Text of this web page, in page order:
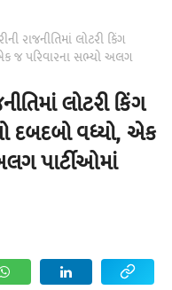
રાજનીતિમાં લોટરી કિંગ
એક જ પરિવારના સભ્યો અલગ
લોટરી કિંગ
દબદબો વધ્યો, એક
પાર્ટીઓમાં